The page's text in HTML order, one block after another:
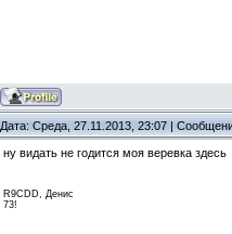
Дата: Среда, 27.11.2013, 23:07 |
ну видать не годится моя веревка здесь
R9CDD, Денис
73!